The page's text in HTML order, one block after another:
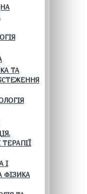
ТА
І
ФІЗИКА